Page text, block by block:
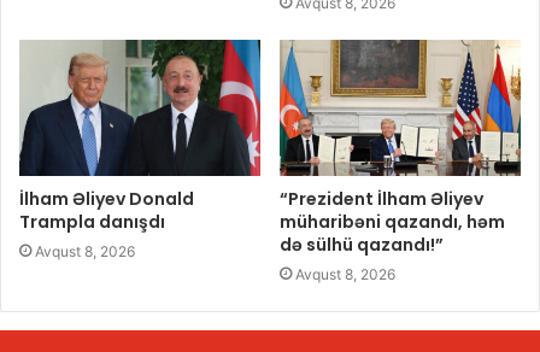
İlham Əliyev Donald
Trampla danışdı
Avqust 8, 2026
“Prezident İlham Əliyev
müharibəni qazandı, həm
də sülhü qazandı!”
Avqust 8, 2026